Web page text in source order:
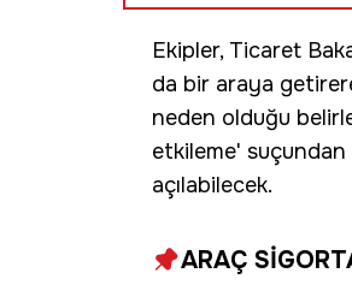
Ekipler, Ticaret
da bir araya
neden olduğu
etkileme' suçundan
açılabilecek.
ARAÇ